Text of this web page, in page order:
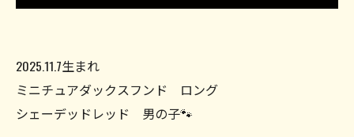
2025.11.7生まれ
ミニチュアダックスフンド ロング
シェーデッドレッド 男の子🐾